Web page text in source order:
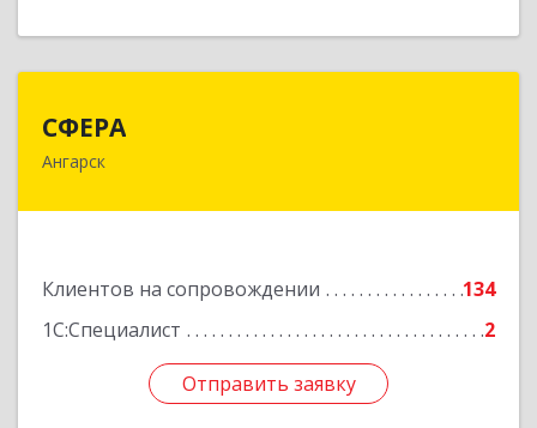
СФЕРА
Ангарск
Клиентов на сопровождении
134
1С:Специалист
2
Отправить заявку
665816, Иркутская обл, Ангарск г, 177-й кв-л,
Отправить заявку